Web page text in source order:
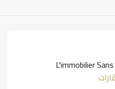
L'immobilier